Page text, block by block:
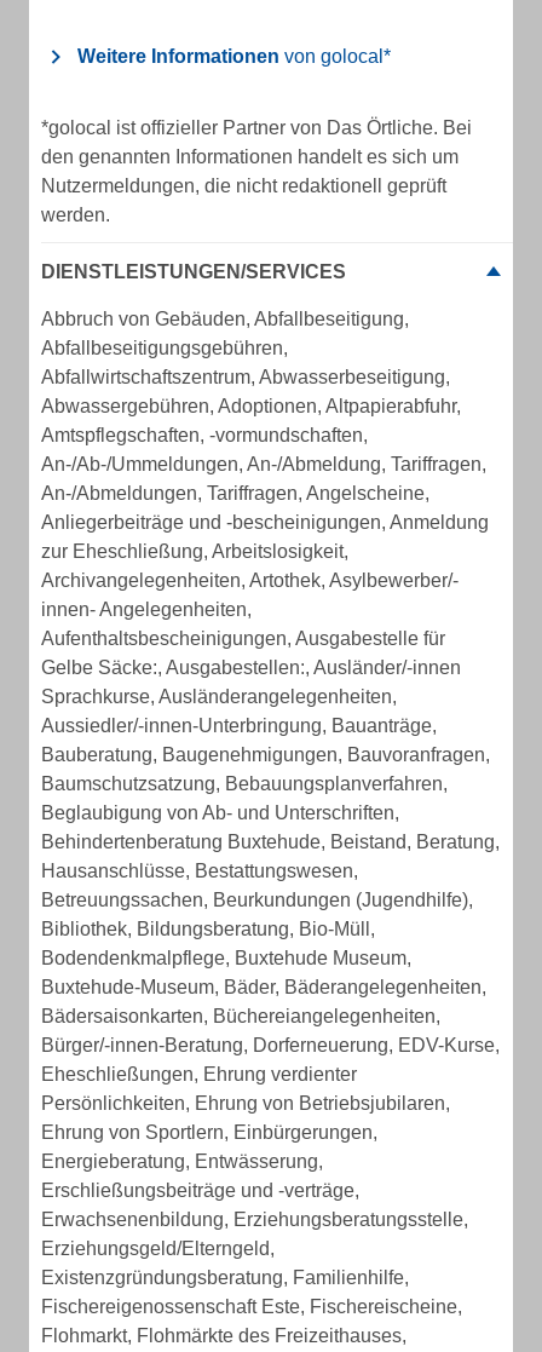
Weitere Informationen von golocal*
*golocal ist offizieller Partner von Das Örtliche. Bei
den genannten Informationen handelt es sich um
Nutzermeldungen, die nicht redaktionell geprüft
werden.
DIENSTLEISTUNGEN/SERVICES
Abbruch von Gebäuden, Abfallbeseitigung,
Abfallbeseitigungsgebühren,
Abfallwirtschaftszentrum, Abwasserbeseitigung,
Abwassergebühren, Adoptionen, Altpapierabfuhr,
Amtspflegschaften, -vormundschaften,
An-/Ab-/Ummeldungen, An-/Abmeldung, Tariffragen,
An-/Abmeldungen, Tariffragen, Angelscheine,
Anliegerbeiträge und -bescheinigungen, Anmeldung
zur Eheschließung, Arbeitslosigkeit,
Archivangelegenheiten, Artothek, Asylbewerber/-
innen- Angelegenheiten,
Aufenthaltsbescheinigungen, Ausgabestelle für
Gelbe Säcke:, Ausgabestellen:, Ausländer/-innen
Sprachkurse, Ausländerangelegenheiten,
Aussiedler/-innen-Unterbringung, Bauanträge,
Bauberatung, Baugenehmigungen, Bauvoranfragen,
Baumschutzsatzung, Bebauungsplanverfahren,
Beglaubigung von Ab- und Unterschriften,
Behindertenberatung Buxtehude, Beistand, Beratung,
Hausanschlüsse, Bestattungswesen,
Betreuungssachen, Beurkundungen (Jugendhilfe),
Bibliothek, Bildungsberatung, Bio-Müll,
Bodendenkmalpflege, Buxtehude Museum,
Buxtehude-Museum, Bäder, Bäderangelegenheiten,
Bädersaisonkarten, Büchereiangelegenheiten,
Bürger/-innen-Beratung, Dorferneuerung, EDV-Kurse,
Eheschließungen, Ehrung verdienter
Persönlichkeiten, Ehrung von Betriebsjubilaren,
Ehrung von Sportlern, Einbürgerungen,
Energieberatung, Entwässerung,
Erschließungsbeiträge und -verträge,
Erwachsenenbildung, Erziehungsberatungsstelle,
Erziehungsgeld/Elterngeld,
Existenzgründungsberatung, Familienhilfe,
Fischereigenossenschaft Este, Fischereischeine,
Flohmarkt, Flohmärkte des Freizeithauses,